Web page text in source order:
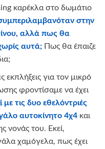
καρέκλα στο δωμάτιο
στην
αλλά πως θα
αυτά; Πως θα έπαιζε
για τον μικρό
φροντίσαμε να έχει
τις δυο εθελόντριές
αυτοκίνητο 4χ4 και
νονάς του. Εκεί,
χαμόγελα, πως έχει